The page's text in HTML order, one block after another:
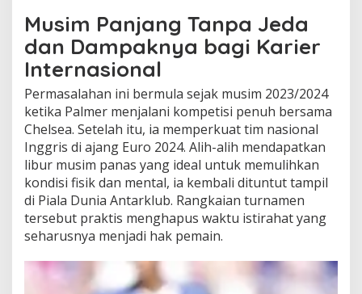
Musim Panjang Tanpa Jeda
dan Dampaknya bagi Karier
Internasional
Permasalahan ini bermula sejak musim 2023/2024
ketika Palmer menjalani kompetisi penuh bersama
Chelsea. Setelah itu, ia memperkuat tim nasional
Inggris di ajang Euro 2024. Alih-alih mendapatkan
libur musim panas yang ideal untuk memulihkan
kondisi fisik dan mental, ia kembali dituntut tampil
di Piala Dunia Antarklub. Rangkaian turnamen
tersebut praktis menghapus waktu istirahat yang
seharusnya menjadi hak pemain.